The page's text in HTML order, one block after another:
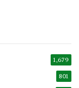
1,679
801